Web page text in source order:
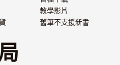
教學影片
舊筆不支援新書